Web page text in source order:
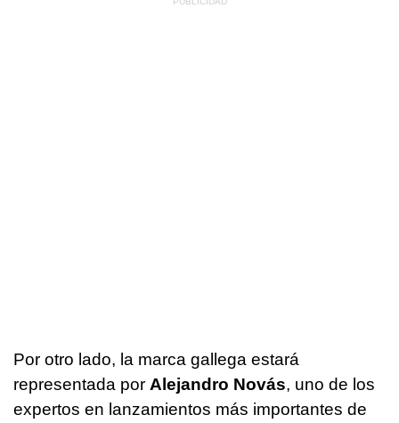
Por otro lado, la marca gallega estará
representada por Alejandro Novás, uno de los
expertos en lanzamientos más importantes de